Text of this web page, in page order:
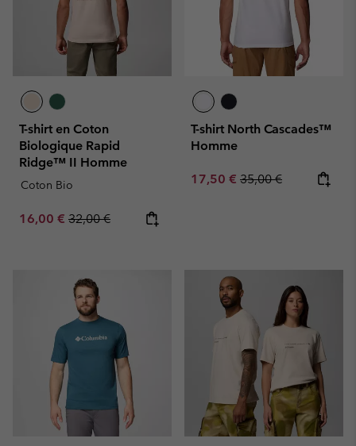
T-shirt en Coton
Biologique Rapid
Ridge™ II Homme
Coton Bio
Sale price:
16,00 € Regular price:
32,00 €
T-shirt North Cascades™
Homme
Sale price:
17,50 € Regular price:
35,00 €